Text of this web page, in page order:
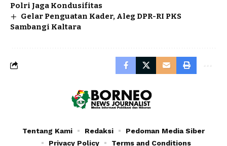
Polri Jaga Kondusifitas
Gelar Penguatan Kader, Aleg DPR-RI PKS
Sambangi Kaltara
Tentang Kami Redaksi
Pedoman Media Siber
Privacy Policy
Terms and Conditions